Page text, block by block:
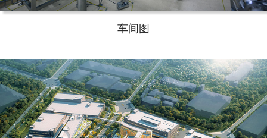
车间图